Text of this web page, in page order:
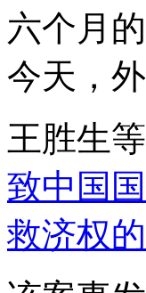
六个月
今天，
王胜生
致中国
救济权